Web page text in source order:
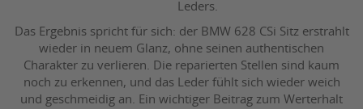
Leders.
Das Ergebnis spricht für sich: der BMW 628 CSi Sitz erstrahlt
wieder in neuem Glanz, ohne seinen authentischen
Charakter zu verlieren. Die reparierten Stellen sind kaum
noch zu erkennen, und das Leder fühlt sich wieder weich
und geschmeidig an. Ein wichtiger Beitrag zum Werterhalt